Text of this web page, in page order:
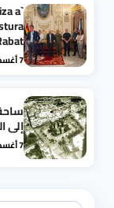
a
7 أغسطس 2026
إلى
7 أغسطس 2026